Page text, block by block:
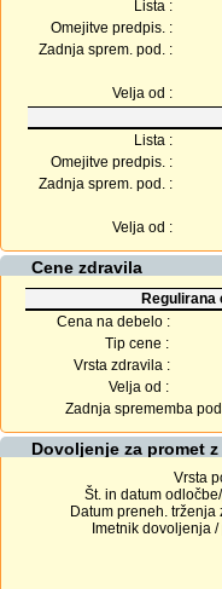
Lista :
Omejitve predpis. :
Zadnja sprem. pod. :
Velja od :
Lista :
Omejitve predpis. :
Zadnja sprem. pod. :
Velja od :
Cene zdravila
Regulirana
Cena na debelo :
Tip cene :
Vrsta zdravila :
Velja od :
Zadnja sprememba
Dovoljenje za promet z
Vrsta
Št. in datum
Datum preneh. trženja
Imetnik dovoljenja